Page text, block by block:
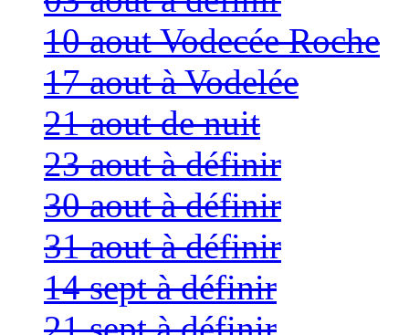
10 aout Vodecée Roche
17 aout à Vodelée
21 aout de nuit
23 aout à définir
30 aout à définir
31 aout à définir
14 sept à définir